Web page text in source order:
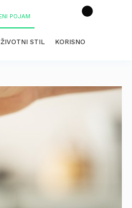
ŽIVOTNI STIL KORISNO